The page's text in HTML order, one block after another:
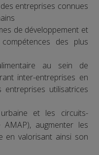
entreprises connues
de développement et
des plus
au sein de
inter-entreprises en
entreprises utilisatrices
urbaine et les circuits-
augmenter les
en valorisant ainsi son